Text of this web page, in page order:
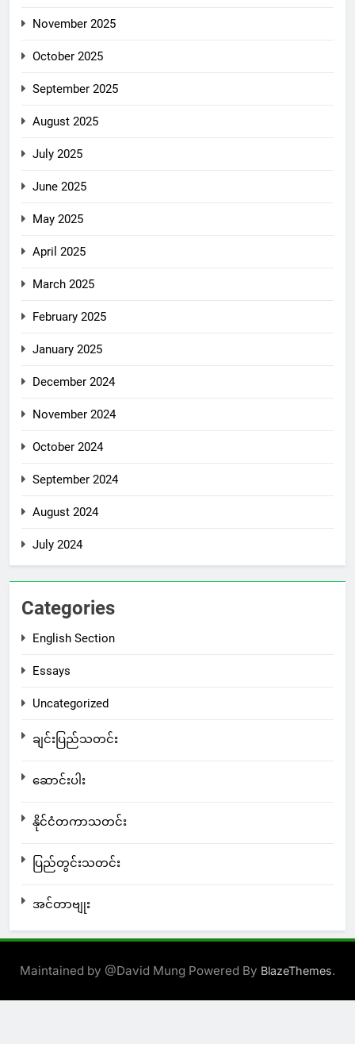
November 2025
October 2025
September 2025
August 2025
July 2025
June 2025
May 2025
April 2025
March 2025
February 2025
January 2025
December 2024
November 2024
October 2024
September 2024
August 2024
July 2024
Categories
English Section
Essays
Uncategorized
ချင်းပြည်သတင်း
ဆောင်းပါး
နိုင်ငံတကာသတင်း
ပြည်တွင်းသတင်း
အင်တာဗျုး
Maintained by @David Mung Powered By BlazeThemes.